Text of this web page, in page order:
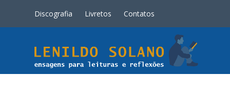
Discografia Livretos Contatos